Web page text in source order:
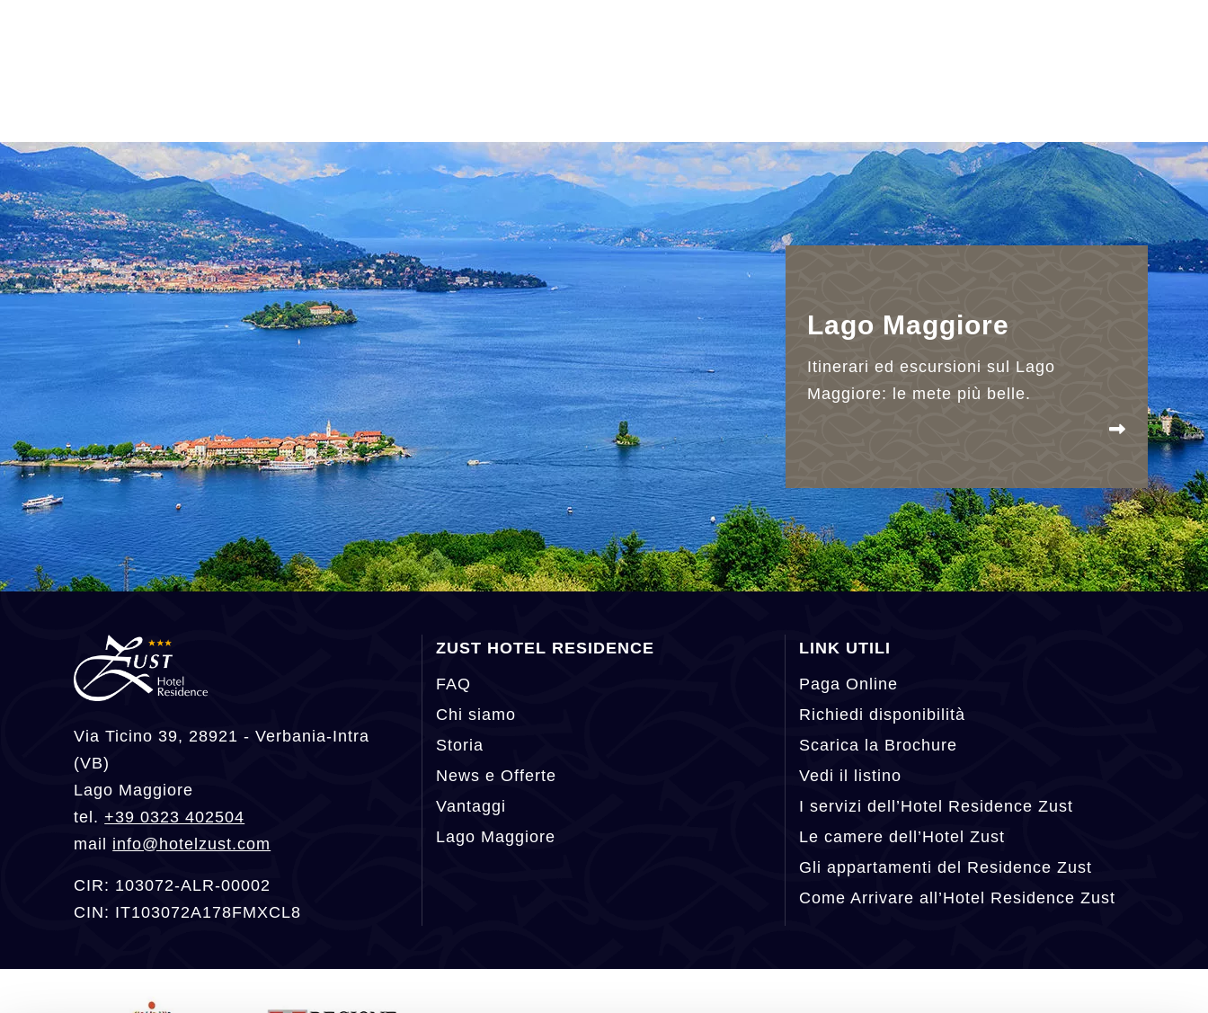
Lago Maggiore
Itinerari ed escursioni sul Lago
Maggiore: le mete più belle.
Via Ticino 39, 28921 - Verbania-Intra
(VB)
Lago Maggiore
tel.+39 0323 402504
mail info@hotelzust.com
CIR: 103072-ALR-00002
CIN: IT103072A178FMXCL8
ZUST HOTEL RESIDENCE
FAQ
Chi siamo
Storia
News e Offerte
Vantaggi
Lago Maggiore
LINK UTILI
Paga Online
Richiedi disponibilità
Scarica la Brochure
Vedi il listino
I servizi dell’Hotel Residence Zust
Le camere dell’Hotel Zust
Gli appartamenti del Residence Zust
Come Arrivare all’Hotel Residence Zust